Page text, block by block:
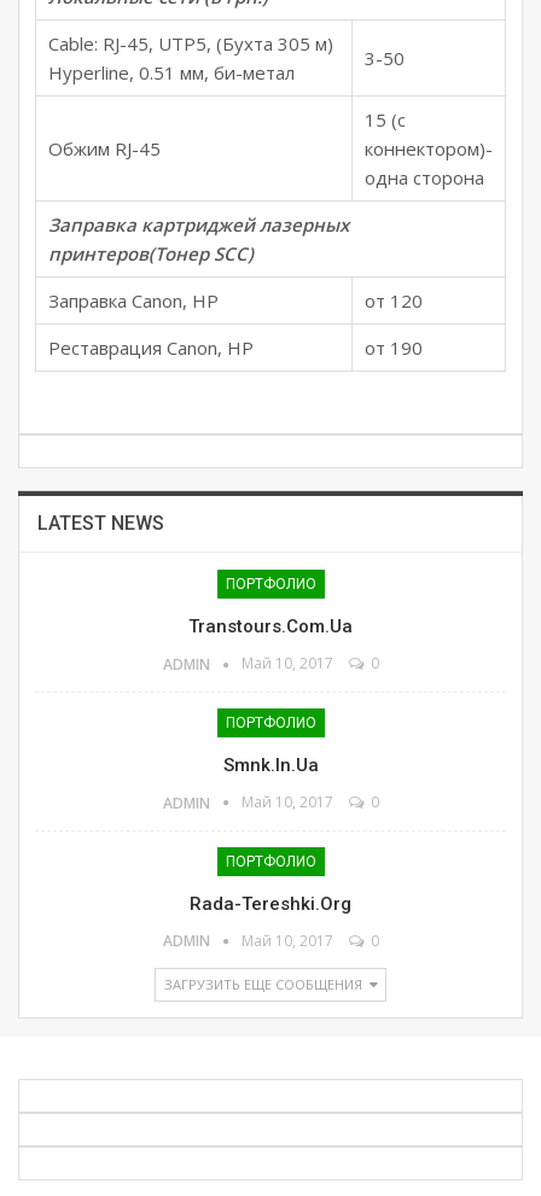
Cable: RJ-45, UTP5, (Бухта 305 м)
Hyperline, 0.51 мм, би-метал
3-50
Обжим RJ-45
15 (c
коннектором)-
одна сторона
Заправка картриджей лазерных
принтеров(Тонер SCC)
Заправка Canon, HP
от 120
Реставрация Canon, HP
от 190
LATEST NEWS
ПОРТФОЛИО
Transtours.com.ua
ADMIN Май 10, 2017 0
ПОРТФОЛИО
Smnk.in.ua
ADMIN Май 10, 2017 0
ПОРТФОЛИО
Rada-Tereshki.org
ADMIN Май 10, 2017 0
ЗАГРУЗИТЬ ЕЩЕ СООБЩЕНИЯ